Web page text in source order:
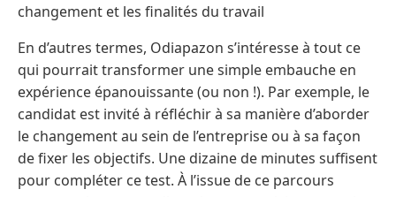
changement et les finalités du travail
En d’autres termes, Odiapazon s’intéresse à tout ce
qui pourrait transformer une simple embauche en
expérience épanouissante (ou non !). Par exemple, le
candidat est invité à réfléchir à sa manière d’aborder
le changement au sein de l’entreprise ou à sa façon
de fixer les objectifs. Une dizaine de minutes suffisent
pour compléter ce test. À l’issue de ce parcours